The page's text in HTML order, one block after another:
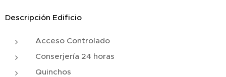
Descripción Edificio
Acceso Controlado
Conserjería 24 horas
Quinchos